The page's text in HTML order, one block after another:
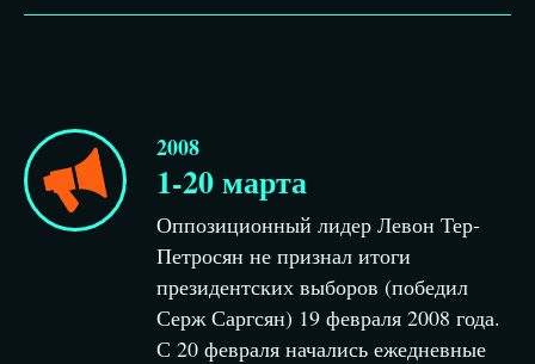
2008
1-20 марта
Оппозиционный лидер Левон Тер-
Петросян не признал итоги
президентских выборов (победил
Серж Саргсян) 19 февраля 2008 года.
С 20 февраля начались ежедневные